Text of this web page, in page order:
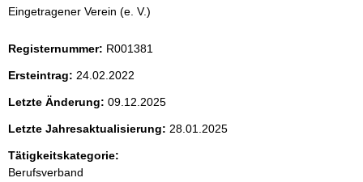
t
e
n
i
Eingetragener Verein (e. V.)
Registernummer: R001381
Ersteintrag: 24.02.2022
Letzte Änderung: 09.12.2025
Letzte Jahresaktualisierung: 28.01.2025
Tätigkeitskategorie:
Berufsverband